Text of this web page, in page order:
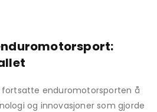
fortsatte enduromotorsporten å
og innovasjoner som gjorde